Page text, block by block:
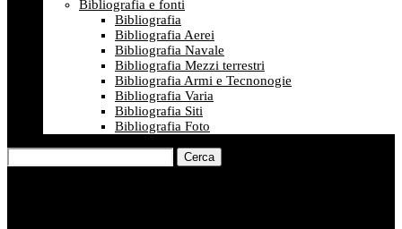
Bibliografia e fonti
Bibliografia
Bibliografia Aerei
Bibliografia Navale
Bibliografia Mezzi terrestri
Bibliografia Armi e Tecnonogie
Bibliografia Varia
Bibliografia Siti
Bibliografia Foto
Cerca